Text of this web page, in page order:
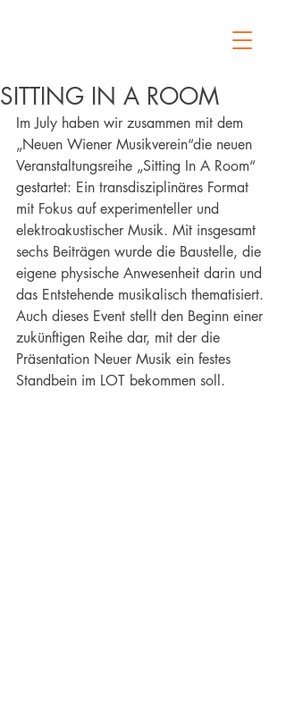
SITTING IN A ROOM
Im July haben wir zusammen mit dem
„Neuen Wiener Musikverein“die neuen
Veranstaltungsreihe „Sitting In A Room“
gestartet: Ein transdisziplinäres Format
mit Fokus auf experimenteller und
elektroakustischer Musik. Mit insgesamt
sechs Beiträgen wurde die Baustelle, die
eigene physische Anwesenheit darin und
das Entstehende musikalisch thematisiert.
Auch dieses Event stellt den Beginn einer
zukünftigen Reihe dar, mit der die
Präsentation Neuer Musik ein festes
Standbein im LOT bekommen soll.